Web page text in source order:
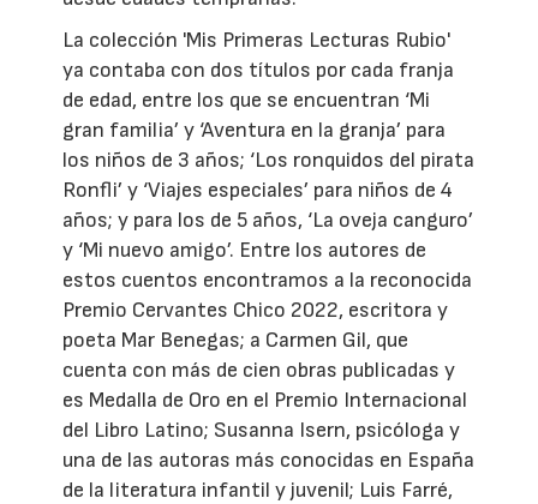
La colección 'Mis Primeras Lecturas Rubio'
ya contaba con dos títulos por cada franja
de edad, entre los que se encuentran ‘Mi
gran familia’ y ‘Aventura en la granja’ para
los niños de 3 años; ‘Los ronquidos del pirata
Ronfli’ y ‘Viajes especiales’ para niños de 4
años; y para los de 5 años, ‘La oveja canguro’
y ‘Mi nuevo amigo’. Entre los autores de
estos cuentos encontramos a la reconocida
Premio Cervantes Chico 2022, escritora y
poeta Mar Benegas; a Carmen Gil, que
cuenta con más de cien obras publicadas y
es Medalla de Oro en el Premio Internacional
del Libro Latino; Susanna Isern, psicóloga y
una de las autoras más conocidas en España
de la literatura infantil y juvenil; Luis Farré,